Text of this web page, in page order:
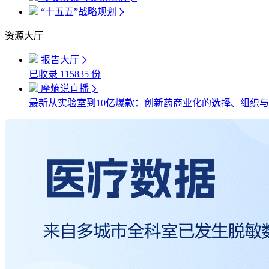
“十五五”战略规划
资源大厅
报告大厅
已收录 115835 份
摩熵说直播
最新从实验室到10亿爆款：创新药商业化的选择、组织